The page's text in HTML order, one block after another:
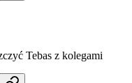
Tebas z kolegami